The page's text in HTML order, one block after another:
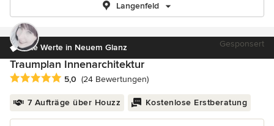
Langenfeld
Alte Werte in Neuem Glanz Gesponsert
Traumplan Innenarchitektur
Durchschnittliche Bewertung: 5 von 5 Sternen
5,0 (24 Bewertungen)
7 Aufträge über Houzz Kostenlose Erstberatung